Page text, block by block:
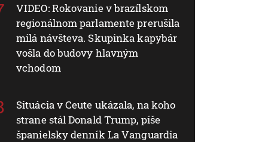
VIDEO: Rokovanie v brazílskom
regionálnom parlamente prerušila
milá návšteva. Skupinka kapybár
vošla do budovy hlavným
vchodom
Situácia v Ceute ukázala, na koho
strane stál Donald Trump, píše
španielsky denník La Vanguardia